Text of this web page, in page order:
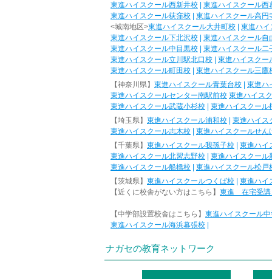
東進ハイスクール西新井校
東進ハイスクール西
東進ハイスクール荻窪校
東進ハイスクール高円
<城南地区>東進ハイスクール大井町校
東進ハイ
東進ハイスクール下北沢校
東進ハイスクール自
東進ハイスクール中目黒校
東進ハイスクール二
東進ハイスクール立川駅北口校
東進ハイスクー
東進ハイスクール町田校
東進ハイスクール三鷹
【神奈川県】 東進ハイスクール青葉台校
東進ハ
東進ハイスクールセンター南駅前校 東進ハイス
東進ハイスクール武蔵小杉校
東進ハイスクール
【埼玉県】 東進ハイスクール浦和校
東進ハイス
東進ハイスクール志木校
東進ハイスクールせん
【千葉県】 東進ハイスクール我孫子校
東進ハイ
東進ハイスクール北習志野校
東進ハイスクール
東進ハイスクール船橋校
東進ハイスクール松戸
【茨城県】 東進ハイスクールつくば校
東進ハイ
【近くに校舎がない方はこちら】 東進 在宅受講
【中学部設置校舎はこちら】 東進ハイスクール
東進ハイスクール海浜幕張校
ナガセの教育ネットワーク